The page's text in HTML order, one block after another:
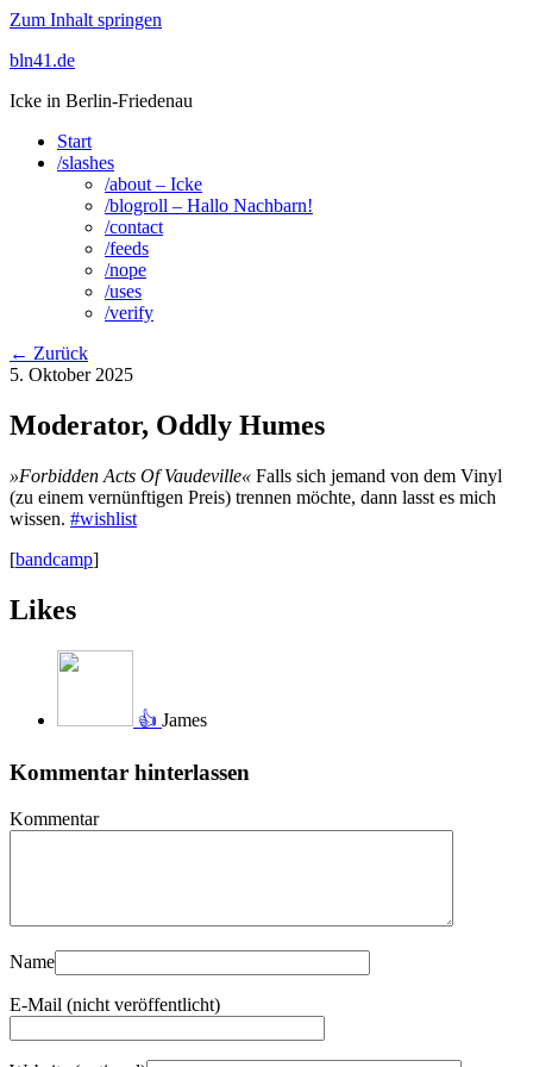
Zum Inhalt springen
bln41.de
Icke in Berlin-Friedenau
Start
/slashes
/about – Icke
/blogroll – Hallo Nachbarn!
/contact
/feeds
/nope
/uses
/verify
← Zurück
5. Oktober 2025
Moderator, Oddly Humes
»Forbidden Acts Of Vaudeville« Falls sich jemand von dem Vinyl
(zu einem vernünftigen Preis) trennen möchte, dann lasst es mich
wissen. #wishlist
[bandcamp]
Likes
👍 James
Kommentar hinterlassen
Kommentar
Name
E-Mail (nicht veröffentlicht)